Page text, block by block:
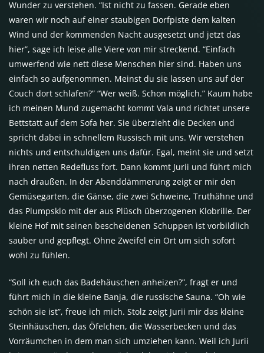
Wunder zu verstehen. “Ist nicht zu fassen. Gerade eben
waren wir noch auf einer staubigen Dorfpiste dem kalten
Wind und der kommenden Nacht ausgesetzt und jetzt das
hier”, sage ich leise alle Viere von mir streckend. “Einfach
umwerfend wie nett diese Menschen hier sind. Haben uns
einfach so aufgenommen. Meinst du sie lassen uns auf der
Couch dort schlafen?” “Wer weiß. Schon möglich.” Kaum habe
ich meinen Mund zugemacht kommt Vala und richtet unsere
Bettstatt auf dem Sofa her. Sie überzieht die Decken und
spricht dabei in schnellem Russisch mit uns. Wir verstehen
nichts und entschuldigen uns dafür. Egal, meint sie und setzt
ihren netten Redefluss fort. Dann kommt Jurii und führt mich
nach draußen. In der Abenddämmerung zeigt er mir den
Gemüsegarten, die Gänse, die zwei Schweine, Truthähne und
das Plumpsklo mit der aus Plüsch überzogenen Klobrille. Der
kleine Hof mit seinen bescheidenen Schuppen ist vorbildlich
sauber und gepflegt. Ohne Zweifel ein Ort um sich sofort
wohl zu fühlen.
“Soll ich euch das Badehäuschen anheizen?”, fragt er und
führt mich in die kleine Banja, die russische Sauna. “Oh wie
schön sie ist”, freue ich mich. Stolz zeigt Jurii mir das kleine
Steinhäuschen, das Öfelchen, die Wasserbecken und das
Vorräumchen in dem man sich umziehen kann. Weil ich Jurii